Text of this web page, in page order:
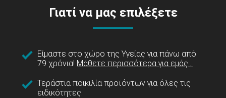
Γιατί να μας επιλέξετε
Είμαστε στο χώρο της Υγείας για πάνω από
79 χρόνια! Μάθετε περισσότερα για εμάς...
Τεράστια ποικιλία προϊόντων για όλες τις
ειδικότητες.